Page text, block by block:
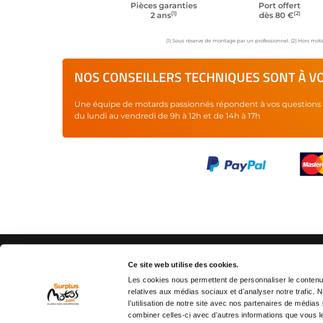
Ce site web utilise des cookies.
Les cookies nous permettent de personnaliser le
relatives aux médias sociaux et d'analyser notre trafic.
l'utilisation de notre site avec nos partenaires de
combiner celles-ci avec d'autres informations que vous
Pièces garanties
2 ans(1)
Port offert
dès 80 €(2)
(1) Sous réserve de montage par un professionnel. (2) Hors
NOS CONSEILLERS TECHNIQUES SONT À
Une équipe de motards passionnés répondent à vos questions
du lundi au vendredi de 9h à 12h et de 14h à 17h
AIDE
Qui sommes nous
CONTACTEZ-NOUS
Par e-mail :Cliquez ici
Par téléphone :
05 63 42 21 24
(coût d'un appel local)